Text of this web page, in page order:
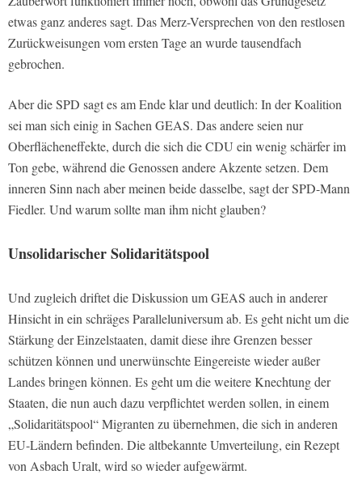
etwas ganz anderes sagt. Das Merz-Versprechen von den restlosen
Zurückweisungen vom ersten Tage an wurde tausendfach
gebrochen.
Aber die SPD sagt es am Ende klar und deutlich: In der Koalition
sei man sich einig in Sachen GEAS. Das andere seien nur
Oberflächeneffekte, durch die sich die CDU ein wenig schärfer im
Ton gebe, während die Genossen andere Akzente setzen. Dem
inneren Sinn nach aber meinen beide dasselbe, sagt der SPD-Mann
Fiedler. Und warum sollte man ihm nicht glauben?
Unsolidarischer Solidaritätspool
Und zugleich driftet die Diskussion um GEAS auch in anderer
Hinsicht in ein schräges Paralleluniversum ab. Es geht nicht um die
Stärkung der Einzelstaaten, damit diese ihre Grenzen besser
schützen können und unerwünschte Eingereiste wieder außer
Landes bringen können. Es geht um die weitere Knechtung der
Staaten, die nun auch dazu verpflichtet werden sollen, in einem
„Solidaritätspool“ Migranten zu übernehmen, die sich in anderen
EU-Ländern befinden. Die altbekannte Umverteilung, ein Rezept
von Asbach Uralt, wird so wieder aufgewärmt.